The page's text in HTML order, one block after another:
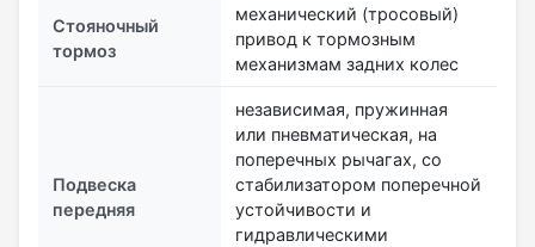
Стояночный
тормоз
механический (тросовый)
привод к тормозным
механизмам задних колес
Подвеска
передняя
независимая, пружинная
или пневматическая, на
поперечных рычагах, со
стабилизатором поперечной
устойчивости и
гидравлическими